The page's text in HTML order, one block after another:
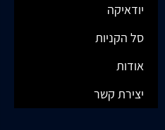
יודאיקה
סל הקניות
אודות
יצירת קשר